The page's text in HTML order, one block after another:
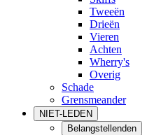
Tweeën
Drieën
Vieren
Achten
Wherry's
Overig
Schade
Grensmeander
NIET-LEDEN
Belangstellenden